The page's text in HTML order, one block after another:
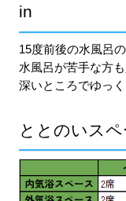
in
15度前後の水風呂
水風呂が苦手な方
深いところでゆっ
ととのいスペ